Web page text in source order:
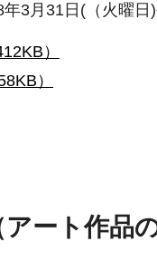
3月31日(（火曜日)
）
）
ート作品